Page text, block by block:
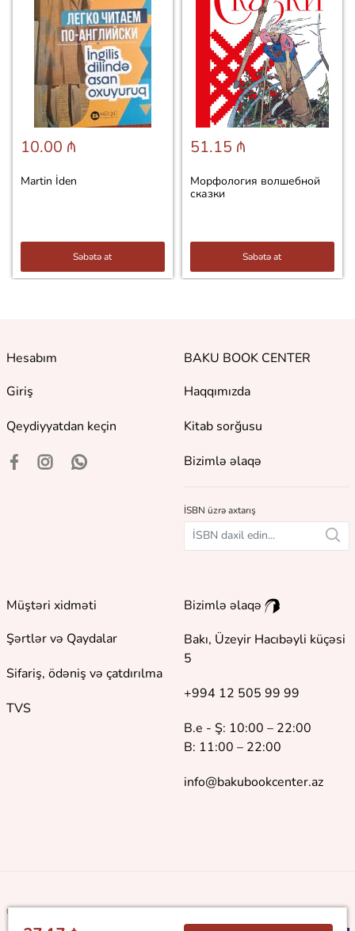
10.00 ₼
Martin İden
Səbətə at
51.15 ₼
Морфология волшебной
сказки
Səbətə at
Hesabım
Giriş
Qeydiyyatdan keçin
BAKU BOOK CENTER
Haqqımızda
Kitab sorğusu
Bizimlə əlaqə
İSBN üzrə axtarış
Müştəri xidməti
Şərtlər və Qaydalar
Sifariş, ödəniş və çatdırılma
TVS
Bizimlə əlaqə
Bakı, Üzeyir Hacıbəyli küçəsi
5
+994 12 505 99 99
B.e - Ş: 10:00 – 22:00
B: 11:00 – 22:00
info@bakubookcenter.az
©2018 - 2026 Baku Book Center. Bütün hüquqlar qorunur